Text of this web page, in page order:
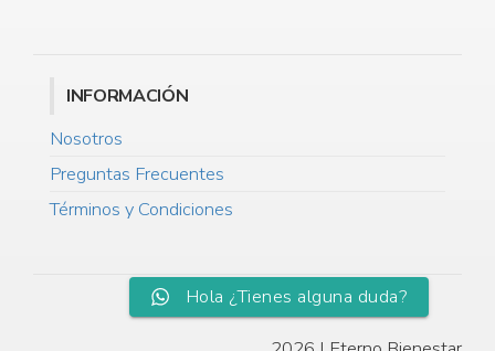
INFORMACIÓN
Nosotros
Preguntas Frecuentes
Términos y Condiciones
Hola ¿Tienes alguna duda?